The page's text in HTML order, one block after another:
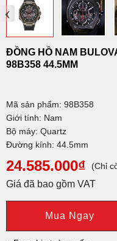
‹
ĐỒNG HỒ NAM
98B358 44.5MM
Mã sản phẩm: 98B358
Giới tính: Nam
Bộ máy: Quartz
Đường kính: 44.5mm
24.585.000₫ (Chỉ
Giá đã bao gồm VAT
Mua Ngay